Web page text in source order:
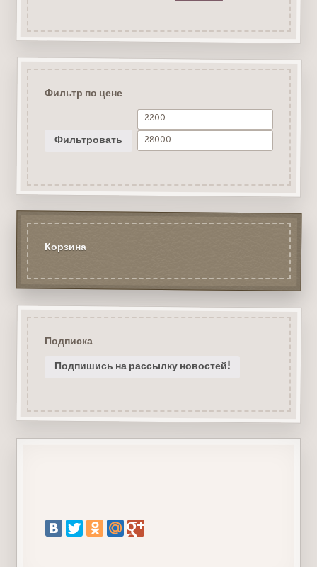
Фильтр по цене
Фильтровать
Корзина
Подписка
Подпишись на рассылку новостей!